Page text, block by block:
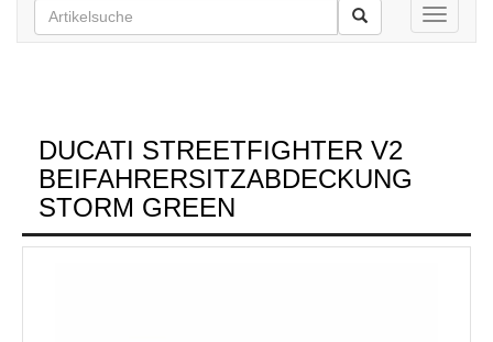
Toggle
DUCATI STREETFIGHTER V2
BEIFAHRERSITZABDECKUNG
STORM GREEN